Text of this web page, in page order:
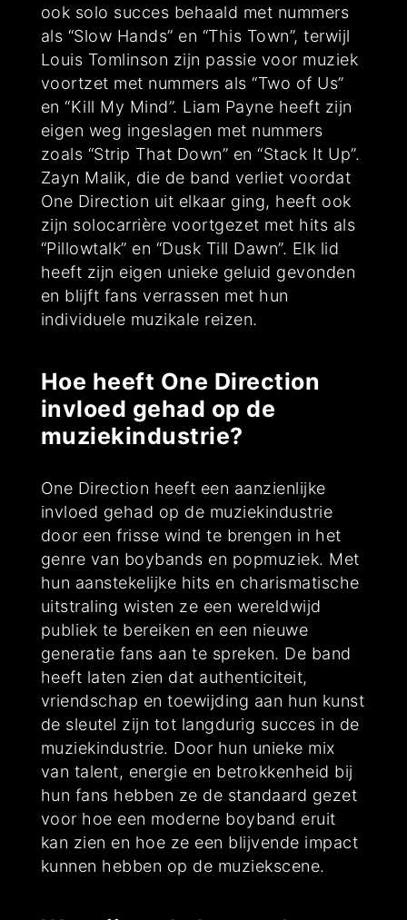
ook solo succes behaald met nummers
als “Slow Hands” en “This Town”, terwijl
Louis Tomlinson zijn passie voor muziek
voortzet met nummers als “Two of Us”
en “Kill My Mind”. Liam Payne heeft zijn
eigen weg ingeslagen met nummers
zoals “Strip That Down” en “Stack It Up”.
Zayn Malik, die de band verliet voordat
One Direction uit elkaar ging, heeft ook
zijn solocarrière voortgezet met hits als
“Pillowtalk” en “Dusk Till Dawn”. Elk lid
heeft zijn eigen unieke geluid gevonden
en blijft fans verrassen met hun
individuele muzikale reizen.
Hoe heeft One Direction
invloed gehad op de
muziekindustrie?
One Direction heeft een aanzienlijke
invloed gehad op de muziekindustrie
door een frisse wind te brengen in het
genre van boybands en popmuziek. Met
hun aanstekelijke hits en charismatische
uitstraling wisten ze een wereldwijd
publiek te bereiken en een nieuwe
generatie fans aan te spreken. De band
heeft laten zien dat authenticiteit,
vriendschap en toewijding aan hun kunst
de sleutel zijn tot langdurig succes in de
muziekindustrie. Door hun unieke mix
van talent, energie en betrokkenheid bij
hun fans hebben ze de standaard gezet
voor hoe een moderne boyband eruit
kan zien en hoe ze een blijvende impact
kunnen hebben op de muziekscene.